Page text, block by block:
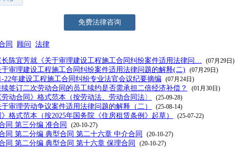
免费法律咨询
同 顾问 法律
陈宜芳就《关于审理建设工程施工合同纠纷案件适用法律问… (07月29日)
审理建设工程施工合同纠纷案件适用法律问题的解释(二) (07月29日)
22年建设工程施工合同纠纷专业法官会议纪要摘编 (07月24日)
签订二次劳动合同的员工续约是否需承担二倍经济补偿？ (01月30日)
动合同》格式范本（按劳动法、劳动合同法〉 (25-09-28)
审理劳动争议案件适用法律问题的解释（二） (25-08-14)
》格式范本（按2025年国务院《住房租赁条例》起草） (25-07-22)
同 第三分编 准合同 (20-10-27)
同 第二分编 典型合同 第二十六章 中介合同 (20-10-27)
同 第二分编 典型合同 第十六章 保理合同 (20-10-27)